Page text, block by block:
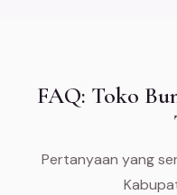
FAQ: Toko
Pertanyaan yang